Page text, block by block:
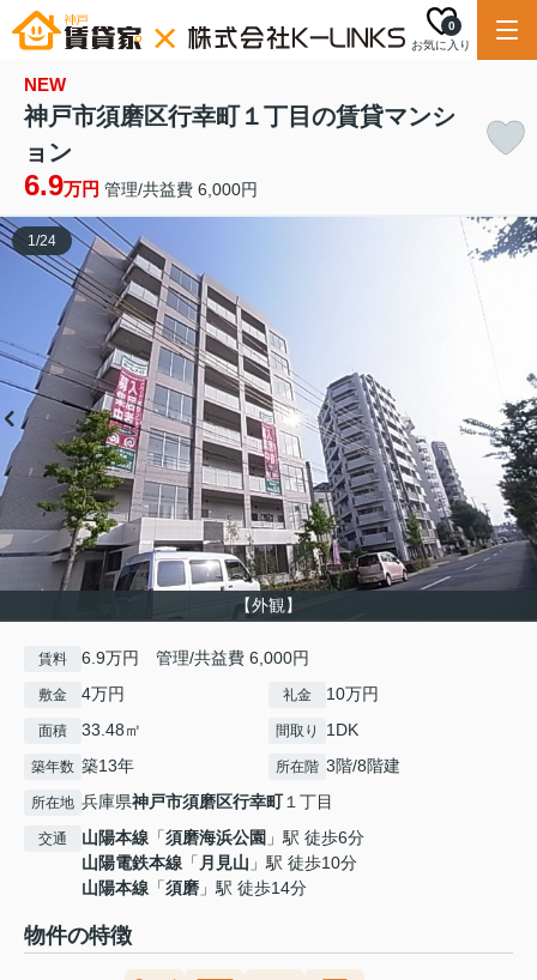
お気に入り
0
NEW
神戸市須磨区行幸町１丁目の賃貸マンシ
ョン
6.9万円 管理/共益費 6,000円
【外観】
1/24
賃料 6.9万円 管理/共益費 6,000円
敷金 4万円 礼金 10万円
面積 33.48㎡ 間取り 1DK
築年数 築13年 所在階 3階/8階建
所在地 兵庫県神戸市須磨区行幸町１丁目
交通 山陽本線 「須磨海浜公園 」駅 徒歩6分
山陽電鉄本線 「 月見山 」駅 徒歩10分
山陽本線 「須磨 」駅 徒歩14分
物件の特徴